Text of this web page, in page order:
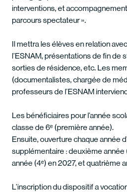
interventions, et accompagnement
parcours spectateur ».
Il mettra les élèves en relation
l’ESNAM, présentations de fin de
sorties de résidence, etc. Les
(documentalistes, chargée de
professeurs de l’ESNAM
Les bénéficiaires pour l’année
classe de 6ᵉ (première année).
Ensuite, ouverture chaque année
supplémentaire : deuxième
année (4ᵉ) en 2027, et quatrième
L’inscription du dispositif a